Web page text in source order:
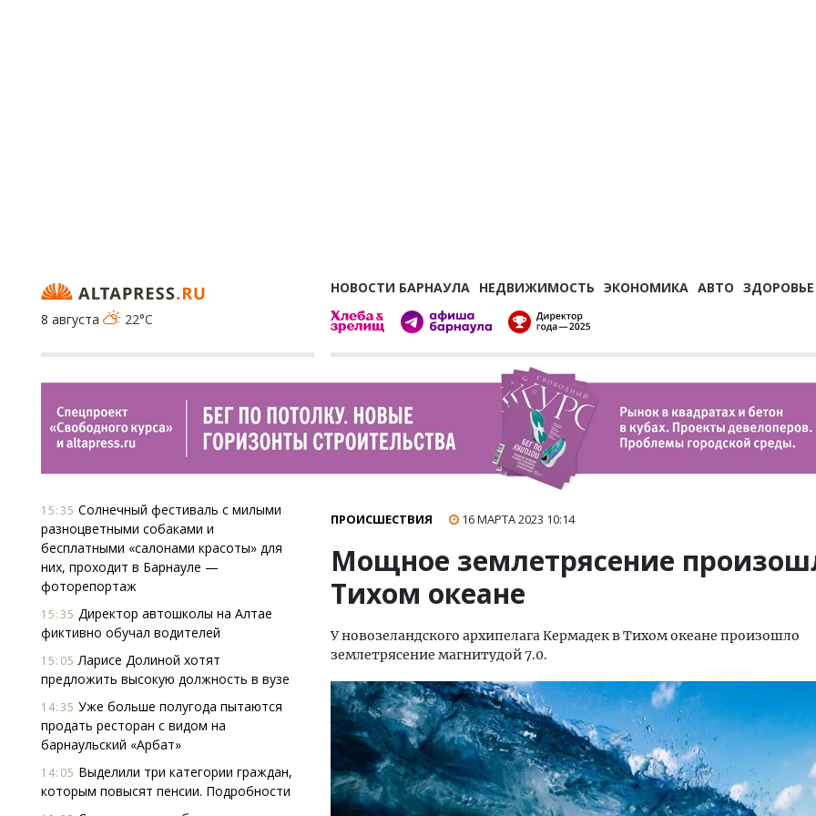
НОВОСТИ БАРНАУЛА НЕДВИЖИМОСТЬ ЭКОНОМИКА АВТО ЗДОРОВЬЕ
8 августа
22°C
15:35 Солнечный фестиваль с милыми
разноцветными собаками и
бесплатными «салонами красоты» для
них, проходит в Барнауле —
фоторепортаж
15:35 Директор автошколы на Алтае
фиктивно обучал водителей
15:05 Ларисе Долиной хотят
предложить высокую должность в вузе
14:35 Уже больше полугода пытаются
продать ресторан с видом на
барнаульский «Арбат»
14:05 Выделили три категории граждан,
которым повысят пенсии. Подробности
ПРОИСШЕСТВИЯ 16 МАРТА 2023 10:14
Мощное землетрясение
Тихом океане
У новозеландского архипелага Кермадек в Тихом океане произошло
землетрясение магнитудой 7.0.